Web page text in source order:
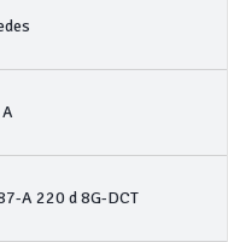
A 220 d 8G-DCT